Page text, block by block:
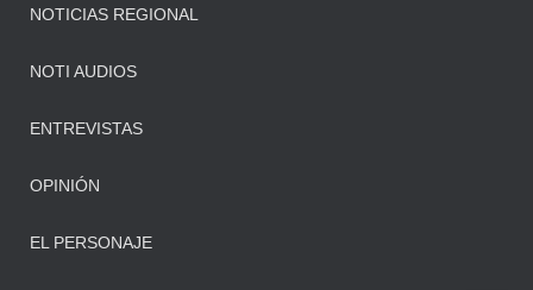
NOTICIAS REGIONAL
NOTI AUDIOS
ENTREVISTAS
OPINIÓN
EL PERSONAJE